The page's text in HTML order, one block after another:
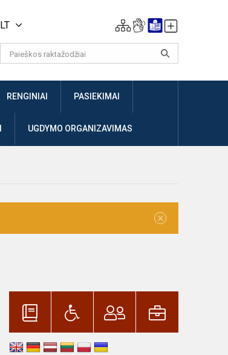
LT
RENGINIAI PASIEKIMAI
UGDYMO ORGANIZAVIMAS
×